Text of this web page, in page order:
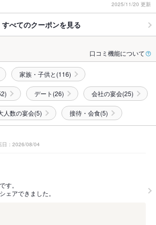
2025/11/20 更新
すべてのクーポンを見る
口コミ機能について
家族・子供と(116)
デート(26) 会社の宴会(25)
人数の宴会(5) 接待・会食(5)
日：2026/08/04
す。
ェアできました。